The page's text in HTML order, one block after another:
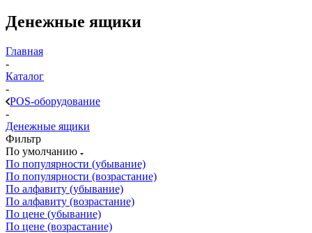
Денежные ящики
Главная
-
Каталог
-
POS-оборудование
-
Денежные ящики
Фильтр
По умолчанию
По популярности (убывание)
По популярности (возрастание)
По алфавиту (убывание)
По алфавиту (возрастание)
По цене (убывание)
По цене (возрастание)